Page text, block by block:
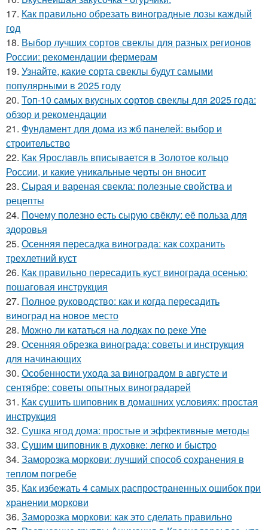
17. Как правильно обрезать виноградные лозы каждый
год
18. Выбор лучших сортов свеклы для разных регионов
России: рекомендации фермерам
19. Узнайте, какие сорта свеклы будут самыми
популярными в 2025 году
20. Топ-10 самых вкусных сортов свеклы для 2025 года:
обзор и рекомендации
21. Фундамент для дома из жб панелей: выбор и
строительство
22. Как Ярославль вписывается в Золотое кольцо
России, и какие уникальные черты он вносит
23. Сырая и вареная свекла: полезные свойства и
рецепты
24. Почему полезно есть сырую свёклу: её польза для
здоровья
25. Осенняя пересадка винограда: как сохранить
трехлетний куст
26. Как правильно пересадить куст винограда осенью:
пошаговая инструкция
27. Полное руководство: как и когда пересадить
виноград на новое место
28. Можно ли кататься на лодках по реке Упе
29. Осенняя обрезка винограда: советы и инструкция
для начинающих
30. Особенности ухода за виноградом в августе и
сентябре: советы опытных виноградарей
31. Как сушить шиповник в домашних условиях: простая
инструкция
32. Сушка ягод дома: простые и эффективные методы
33. Сушим шиповник в духовке: легко и быстро
34. Заморозка моркови: лучший способ сохранения в
теплом погребе
35. Как избежать 4 самых распространенных ошибок при
хранении моркови
36. Заморозка моркови: как это сделать правильно